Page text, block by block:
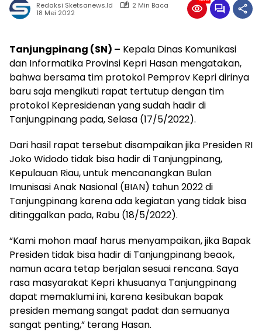
Redaksi Sketsanews.id
2 Min Baca
18 Mei 2022
Tanjungpinang (SN) – Kepala Dinas Komunikasi
dan Informatika Provinsi Kepri Hasan mengatakan,
bahwa bersama tim protokol Pemprov Kepri dirinya
baru saja mengikuti rapat tertutup dengan tim
protokol Kepresidenan yang sudah hadir di
Tanjungpinang pada, Selasa (17/5/2022).
Dari hasil rapat tersebut disampaikan jika Presiden RI
Joko Widodo tidak bisa hadir di Tanjungpinang,
Kepulauan Riau, untuk mencanangkan Bulan
Imunisasi Anak Nasional (BIAN) tahun 2022 di
Tanjungpinang karena ada kegiatan yang tidak bisa
ditinggalkan pada, Rabu (18/5/2022).
“Kami mohon maaf harus menyampaikan, jika Bapak
Presiden tidak bisa hadir di Tanjungpinang beaok,
namun acara tetap berjalan sesuai rencana. Saya
rasa masyarakat Kepri khusuanya Tanjungpinang
dapat memaklumi ini, karena kesibukan bapak
presiden memang sangat padat dan semuanya
sangat penting,” terang Hasan.